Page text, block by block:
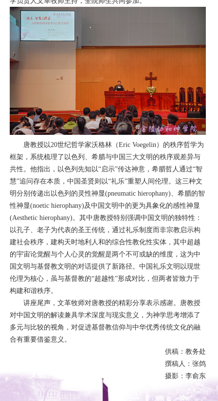
唐教授以20世纪哲学家沃格林（Eric Voegelin）的秩序哲学为
框架，系统梳理了以色列、希腊与中国三大文明的秩序观差异与
共性。他指出，以色列先知以“启示”传达神意，希腊哲人通过“智
慧”追问存在本质，中国圣贤则以“礼乐”重塑人间伦理。这三种文
明分别传递出以色列的灵性神显(pneumatic hierophany)、希腊的智
性神显(noetic hierophany)及中国文明中的更为具象化的感性神显
(Aesthetic hierophany)。其中唐教授特别强调中国文明的独特性：
以孔子、老子为代表的圣王传统，通过礼乐制度而非宗教启示构
建社会秩序，建构天时地利人和的综合性教化性实体，其中超越
的宇宙论觉醒与个人心灵的觉醒是两个不可或缺的维度，这为中
国文明与基督教文明的对话提供了新路径。中国礼乐文明以现世
伦理为核心，虽与基督教的“超越性”形成对比，但两者皆致力于
构建和谐秩序。
讲座尾声，文革牧师对唐教授的精彩分享表示感谢。唐教授
对中国文明的解读兼具学术深度与现实意义，为神学思考增添了
多元与比较的视角，对促进基督教信仰与中华优秀传统文化的融
合有重要借鉴意义。
供稿：教务处
撰稿人：张鸽
摄影：李俞东